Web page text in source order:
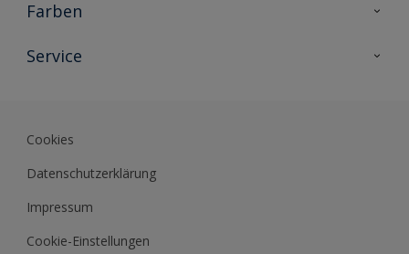
Metallschutz
Farben
Farbkollektionen
Farb-Tools
Service
Sikkens Akademie
Datenblätter
Cookies
Datenschutzerklärung
Impressum
Cookie-Einstellungen